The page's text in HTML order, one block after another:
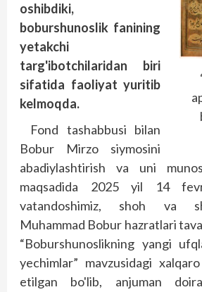
oshibdiki,
boburshunoslik fanining
yetakchi
targ'ibotchilaridan biri
sifatida faoliyat yuritib
kelmoqda.
Fond tashabbusi bilan
Bobur Mirzo siymosini
abadiylashtirish va uni
maqsadida 2025 yil 14
vatandoshimiz, shoh va
Muhammad Bobur hazratlari
“Boburshunoslikning yangi
yechimlar” mavzusidagi
etilgan bo'lib, anjuman